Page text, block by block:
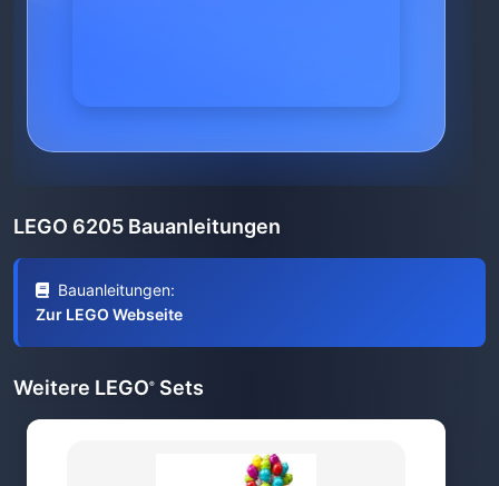
LEGO 6205 Bauanleitungen
Bauanleitungen:
Zur LEGO Webseite
Weitere LEGO® Sets